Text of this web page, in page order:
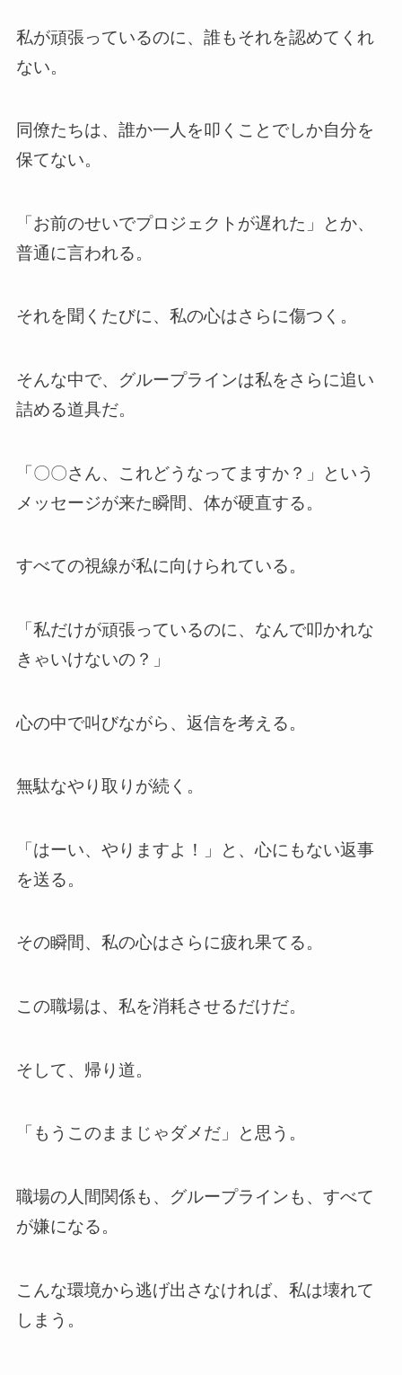
私が頑張っているのに、誰もそれを認めてくれ
ない。
同僚たちは、誰か一人を叩くことでしか自分を
保てない。
「お前のせいでプロジェクトが遅れた」とか、
普通に言われる。
それを聞くたびに、私の心はさらに傷つく。
そんな中で、グループラインは私をさらに追い
詰める道具だ。
「〇〇さん、これどうなってますか？」という
メッセージが来た瞬間、体が硬直する。
すべての視線が私に向けられている。
「私だけが頑張っているのに、なんで叩かれな
きゃいけないの？」
心の中で叫びながら、返信を考える。
無駄なやり取りが続く。
「はーい、やりますよ！」と、心にもない返事
を送る。
その瞬間、私の心はさらに疲れ果てる。
この職場は、私を消耗させるだけだ。
そして、帰り道。
「もうこのままじゃダメだ」と思う。
職場の人間関係も、グループラインも、すべて
が嫌になる。
こんな環境から逃げ出さなければ、私は壊れて
しまう。